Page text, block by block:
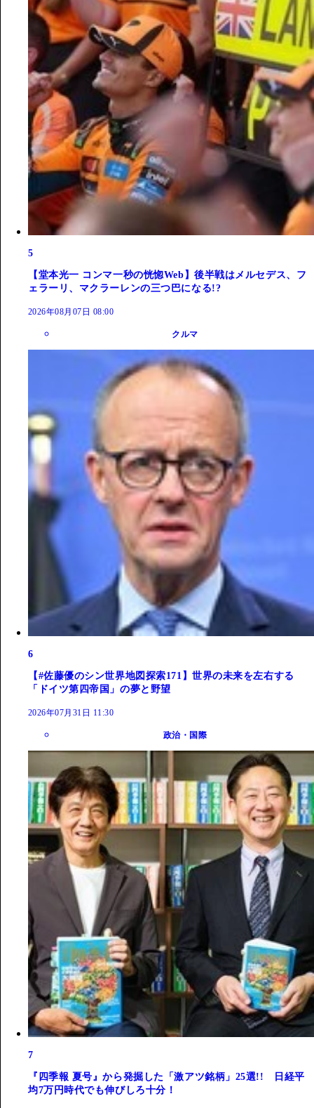
5
【堂本光一 コンマ一秒の恍惚Web】後半戦はメルセデス、フ
ェラーリ、マクラーレンの三つ巴になる!?
2026年08月07日 08:00
クルマ
6
【#佐藤優のシン世界地図探索171】世界の未来を左右する
「ドイツ第四帝国」の夢と野望
2026年07月31日 11:30
政治・国際
7
『四季報 夏号』から発掘した「激アツ銘柄」25選!! 日経平
均7万円時代でも伸びしろ十分！